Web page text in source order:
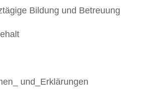
Bildung und Betreuung
und_Erklärungen